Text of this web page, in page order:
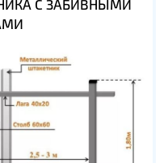
С ЗАБИВНЫМИ